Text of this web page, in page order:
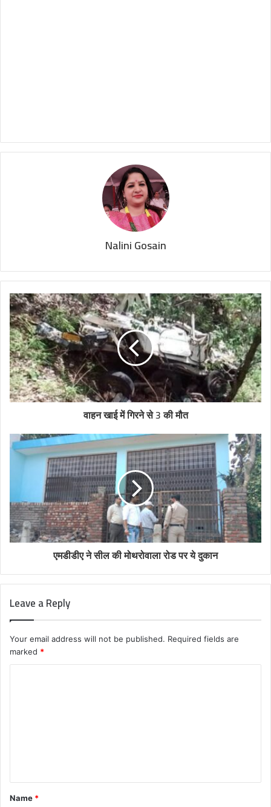
Nalini Gosain
वाहन खाई में गिरने से 3 की मौत
एमडीडीए ने सील की मोथरोवाला रोड पर ये दुकान
Leave a Reply
Your email address will not be published. Required fields are
marked *
t
*
Name *